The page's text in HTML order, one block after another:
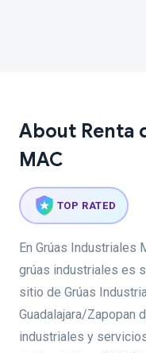
About Renta
MAC
TOP RATED
En Grúas Industriales
grúas industriales es
sitio de Grúas
Guadalajara/Zapopan
industriales y